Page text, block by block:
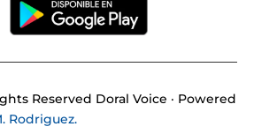
Reserved Doral Voice · Powered
Rodriguez.